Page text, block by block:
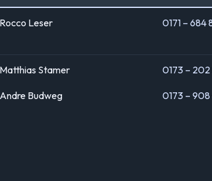
Rocco Leser 0171 – 684
Matthias Stamer
Andre Budweg
0173 – 202
0173 – 908